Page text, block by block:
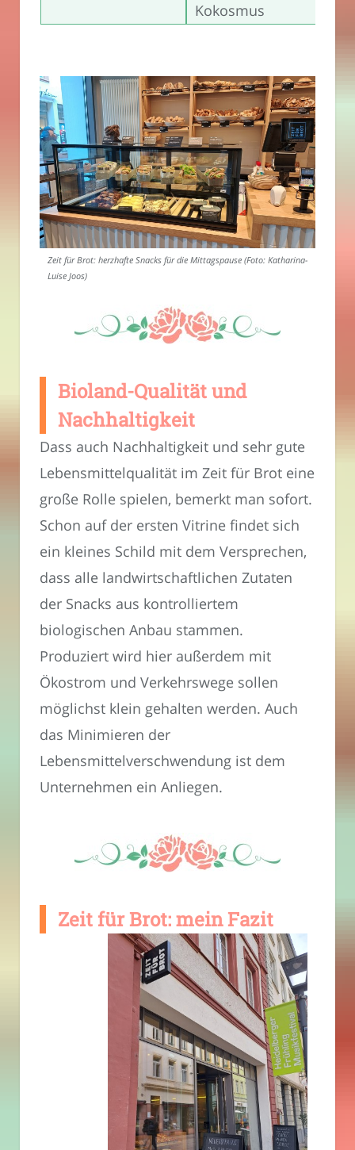
Kokosmus
Zeit für Brot: herzhafte Snacks für die Mittagspause (Foto: Katharina-
Luise Joos)
Bioland-Qualität und
Nachhaltigkeit
Dass auch Nachhaltigkeit und sehr gute
Lebensmittelqualität im Zeit für Brot eine
große Rolle spielen, bemerkt man sofort.
Schon auf der ersten Vitrine findet sich
ein kleines Schild mit dem Versprechen,
dass alle landwirtschaftlichen Zutaten
der Snacks aus kontrolliertem
biologischen Anbau stammen.
Produziert wird hier außerdem mit
Ökostrom und Verkehrswege sollen
möglichst klein gehalten werden. Auch
das Minimieren der
Lebensmittelverschwendung ist dem
Unternehmen ein Anliegen.
Zeit für Brot: mein Fazit